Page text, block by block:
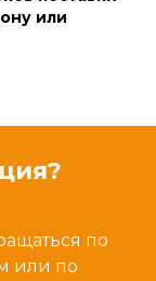
или
по
или по